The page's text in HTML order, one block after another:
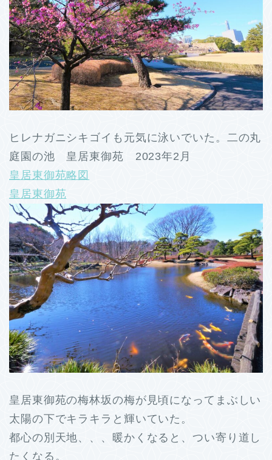
ヒレナガニシキゴイも元気に泳いでいた。二の丸
庭園の池 皇居東御苑 2023年2月
皇居東御苑略図
皇居東御苑
皇居東御苑の梅林坂の梅が見頃になってまぶしい
太陽の下でキラキラと輝いていた。
都心の別天地、、、暖かくなると、つい寄り道し
たくなる。